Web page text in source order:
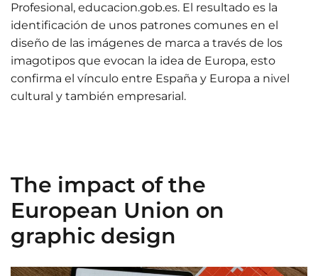
Profesional, educacion.gob.es. El resultado es la
identificación de unos patrones comunes en el
diseño de las imágenes de marca a través de los
imagotipos que evocan la idea de Europa, esto
confirma el vínculo entre España y Europa a nivel
cultural y también empresarial.
The impact of the
European Union on
graphic design